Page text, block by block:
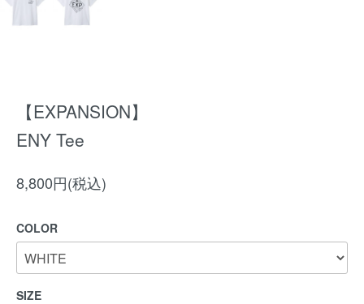
【EXPANSION】
ENY Tee
8,800円(税込)
COLOR
SIZE